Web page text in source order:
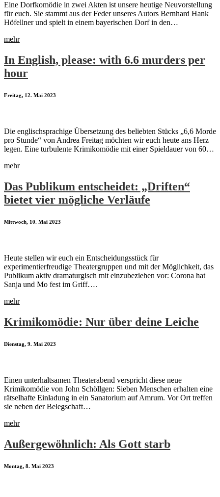
Eine Dorfkomödie in zwei Akten ist unsere heutige Neuvorstellung
für euch. Sie stammt aus der Feder unseres Autors Bernhard Hank
Höfellner und spielt in einem bayerischen Dorf in den…
mehr
In English, please: with 6.6 murders per
hour
Freitag, 12. Mai 2023
Die englischsprachige Übersetzung des beliebten Stücks „6,6 Morde
pro Stunde“ von Andrea Freitag möchten wir euch heute ans Herz
legen. Eine turbulente Krimikomödie mit einer Spieldauer von 60…
mehr
Das Publikum entscheidet: „Driften“
bietet vier mögliche Verläufe
Mittwoch, 10. Mai 2023
Heute stellen wir euch ein Entscheidungsstück für
experimentierfreudige Theatergruppen und mit der Möglichkeit, das
Publikum aktiv dramaturgisch mit einzubeziehen vor: Corona hat
Sanja und Mo fest im Griff….
mehr
Krimikomödie: Nur über deine Leiche
Dienstag, 9. Mai 2023
Einen unterhaltsamen Theaterabend verspricht diese neue
Krimikomödie von John Schöllgen: Sieben Menschen erhalten eine
rätselhafte Einladung in ein Sanatorium auf Amrum. Vor Ort treffen
sie neben der Belegschaft…
mehr
Außergewöhnlich: Als Gott starb
Montag, 8. Mai 2023